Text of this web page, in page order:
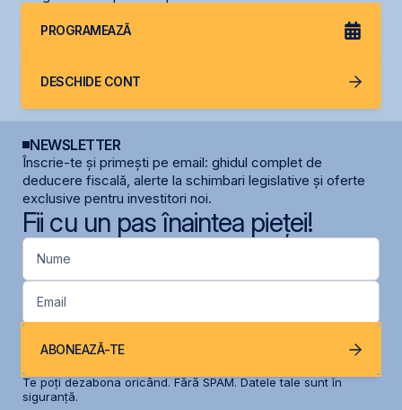
PROGRAMEAZĂ
DESCHIDE CONT
NEWSLETTER
Înscrie-te și primești pe email: ghidul complet de
deducere fiscală, alerte la schimbari legislative și oferte
exclusive pentru investitori noi.
Fii cu un pas înaintea pieței!
Nume
Email
ABONEAZĂ-TE
Te poți dezabona oricând. Fără SPAM. Datele tale sunt în
siguranță.